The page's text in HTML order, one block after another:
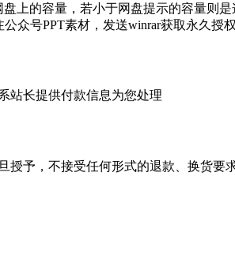
上的容量，若小于网盘提示的容量则
众号PPT素材，发送winrar获取永久授权
站长提供付款信息为您处理
授予，不接受任何形式的退款、换货要